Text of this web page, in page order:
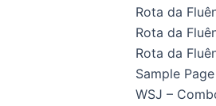
Rota da
Rota da
Rota da
Sample Page
WSJ –